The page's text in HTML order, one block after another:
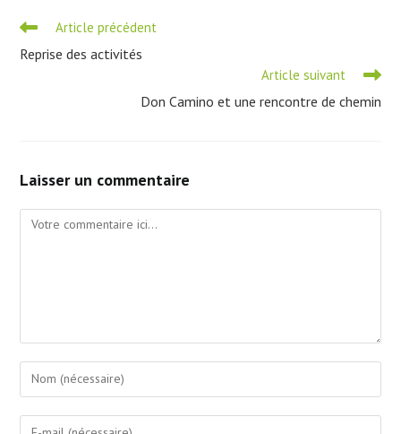
Read
articles
Article précédent
Reprise des activités
Article suivant
Don Camino et une rencontre de chemin
Laisser un commentaire
Comment
Enter
your
name
Enter